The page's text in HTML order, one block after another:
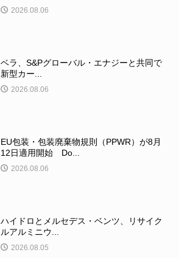
2026.08.06
ベラ、S&Pグローバル・エナジーと共同で
新型カー...
2026.08.06
EU包装・包装廃棄物規則（PPWR）が8月
12日適用開始 Do...
2026.08.06
ハイドロとメルセデス・ベンツ、リサイク
ルアルミニウ...
2026.08.05